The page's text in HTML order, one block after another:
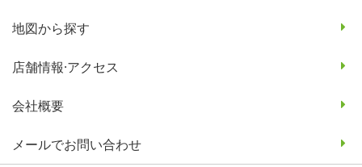
地図から探す
店舗情報·アクセス
会社概要
メールでお問い合わせ